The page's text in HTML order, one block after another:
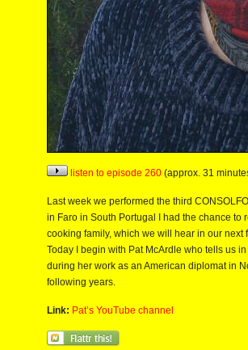
listen to episode 260 (approx. 31
Last week we performed the third
in Faro in South Portugal I had the chance
cooking family, which we will hear in our next
Today I begin with Pat McArdle who tells us
during her work as an American diplomat in
following years.
Link: Pat’s YouTube channel